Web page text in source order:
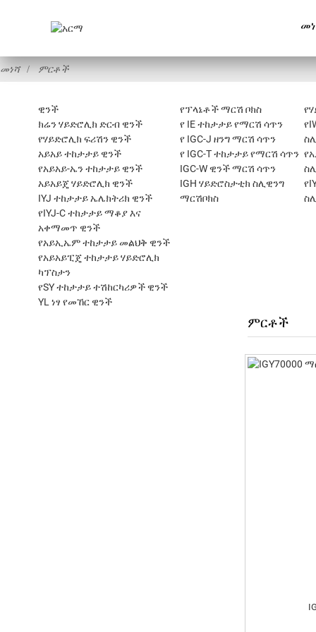
መነሻ ምርቶች
ዊንች
ክሬን ሃይድሮሊክ ድርብ ዊንች
የሃይድሮሊክ ፍሪሽን ዊንች
አይአይ ተከታታይ ዊንች
የአይአይ-ኤን ተከታታይ ዊንች
አይአይጄ ሃይድሮሊክ ዊንች
IYJ ተከታታይ ኤሌክትሪክ ዊንች
የIYJ-C ተከታታይ ማቆያ እና
አቀማመጥ ዊንች
የአይኢኤም ተከታታይ መልህቅ ዊንች
የአይአይፒጄ ተከታታይ ሃይድሮሊክ
ካፕስታን
የSY ተከታታይ ተሽከርካሪዎች ዊንች
YL ነፃ የመኸር ዊንች
የፕላኔቶች ማርሽ ቦክስ
የ IE ተከታታይ የማርሽ ሳጥን
የ IGC-J ዘንግ ማርሽ ሳጥን
የ IGC-T ተከታታይ የማርሽ ሳጥን
IGC-W ዊንች ማርሽ ሳጥን
IGH ሃይድሮስታቲክ ስሊዊንግ
ማርሽቦክስ
ምርቶች